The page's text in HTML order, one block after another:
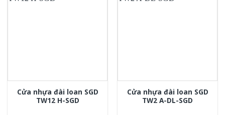
Cửa nhựa đài loan SGD
TW12 H-SGD
Cửa nhựa đài loan SGD
TW2 A-DL-SGD